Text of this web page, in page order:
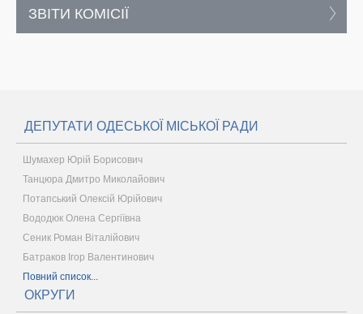
ЗВІТИ КОМІСІЇ
ДЕПУТАТИ ОДЕСЬКОЇ МІСЬКОЇ РАДИ
Шумахер Юрій Борисович
Танцюра Дмитро Миколайович
Потапський Олексій Юрійович
Вододюк Олена Сергіївна
Сеник Роман Віталійович
Батраков Ігор Валентинович
Повний список...
ОКРУГИ